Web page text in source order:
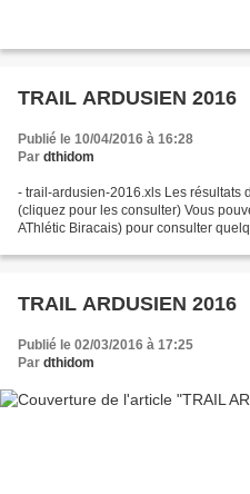
TRAIL ARDUSIEN 2016
Publié le 10/04/2016 à 16:28
Par dthidom
- trail-ardusien-2016.xls Les résultats
(cliquez pour les consulter) Vous
AThlétic Biracais) pour consulter
TRAIL ARDUSIEN 2016
Publié le 02/03/2016 à 17:25
Par dthidom